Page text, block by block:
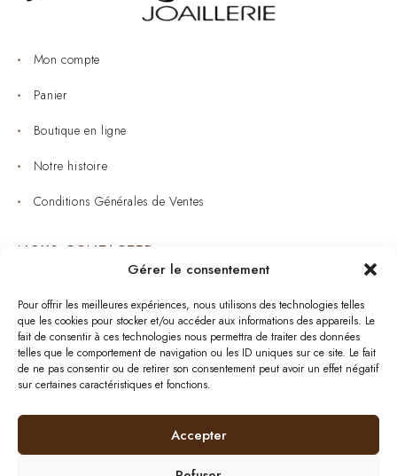
Gérer le consentement
Pour offrir les meilleures expériences, nous utilisons des technologies telles
que les cookies pour stocker et/ou accéder aux informations des appareils. Le
fait de consentir à ces technologies nous permettra de traiter des données
telles que le comportement de navigation ou les ID uniques sur ce site. Le fait
de ne pas consentir ou de retirer son consentement peut avoir un effet négatif
sur certaines caractéristiques et fonctions.
Accepter
Mon compte
Panier
Boutique en ligne
Notre histoire
Conditions Générales de Ventes
NOUS CONTACTER
Bijouterie : 05 53 53 64 11
Mardi au Samedi: 09:00 - 19:00
bijouterie.lavergne@orange.fr